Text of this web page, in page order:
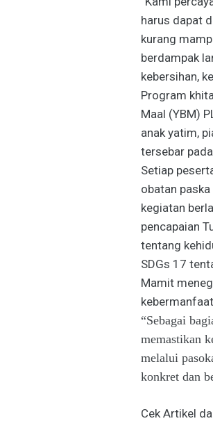
harus dapat
kurang
berdampak
kebersihan,
Program
Maal (YBM)
anak yatim,
tersebar
Setiap
obatan
kegiatan
pencapaian
tentang
SDGs 17
Mamit
“Sebagai
memastikan
melalui
konkret dan
Cek Artikel